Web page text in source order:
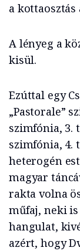
a
A lényeg a
kisül.
Ezúttal egy
„Pastorale”
szimfónia, 3.
szimfónia, 4.
heterogén
magyar
rakta volna
műfaj, neki is
hangulat,
azért, hogy